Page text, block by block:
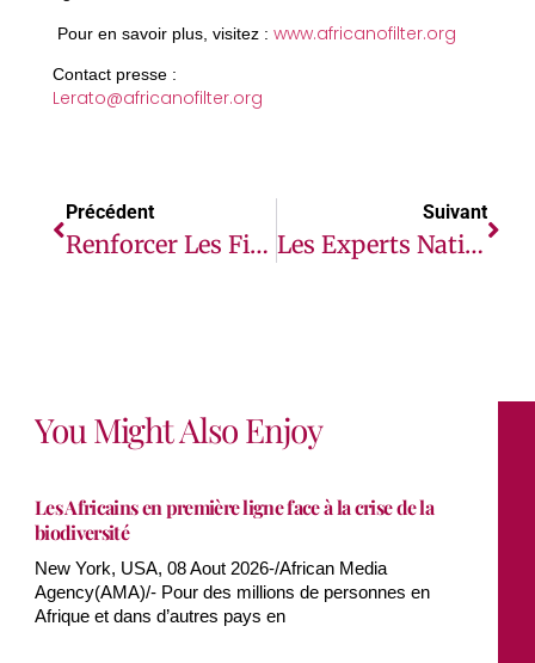
Pour en savoir plus, visitez : www.africanofilter.org
Contact presse :
Lerato@africanofilter.org
Précédent
Renforcer Les Filets Sociaux Peut Soutenir La Reprise Économique De La Tunisie
Suivant
Les Experts Nationaux S’accordent Sur Un Programme D’action Décennal En Ce Qui Concerne Les Personnels De Santé En Afrique
You Might Also Enjoy
Les Africains en première ligne face à la crise de la
biodiversité
New York, USA, 08 Aout 2026-/African Media
Agency(AMA)/- Pour des millions de personnes en
Afrique et dans d’autres pays en